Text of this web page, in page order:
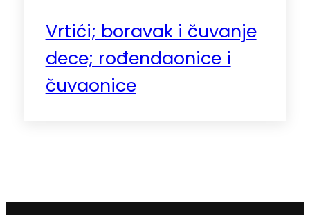
Vrtići; boravak i čuvanje
dece; rođendaonice i
čuvaonice